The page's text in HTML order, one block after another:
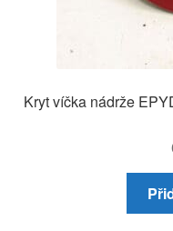
Kryt víčka nádrže